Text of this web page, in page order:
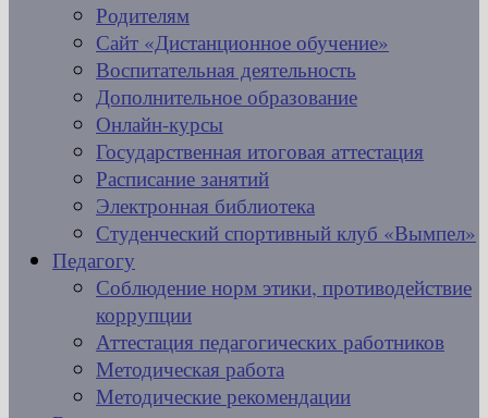
Родителям
Сайт «Дистанционное обучение»
Воспитательная деятельность
Дополнительное образование
Онлайн-курсы
Государственная итоговая аттестация
Расписание занятий
Электронная библиотека
Студенческий спортивный клуб «Вымпел»
Педагогу
Соблюдение норм этики, противодействие
коррупции
Аттестация педагогических работников
Методическая работа
Методические рекомендации